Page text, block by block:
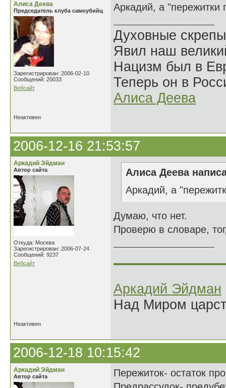
Алиса Деева
Председатель клуба самоубийц
Зарегистрирован: 2006-02-10
Сообщений: 20033
Вебсайт
Аркадий, а "пережитки
Духовные
Явил наш
Нацизм был в
Теперь он в
Алиса Деева
Неактивен
2006-12-16 21:53:57
Аркадий Эйдман
Автор сайта
Откуда: Москва
Зарегистрирован: 2006-07-24
Сообщений: 9237
Вебсайт
Алиса Деева
Аркадий, а
Думаю, что нет.
Проверю в словаре,
Аркадий Эйдман
Над Миром
Неактивен
2006-12-18 10:15:42
Аркадий Эйдман
Автор сайта
Пережиток- остаток